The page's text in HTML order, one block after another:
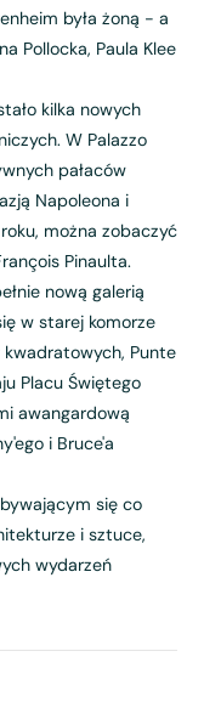
była żoną - a
Pollocka, Paula Klee
kilka nowych
W Palazzo
pałaców
Napoleona i
można zobaczyć
Pinaulta.
nową galerią
w starej komorze
Punte
Placu Świętego
awangardową
i Bruce'a
się co
i sztuce,
wydarzeń